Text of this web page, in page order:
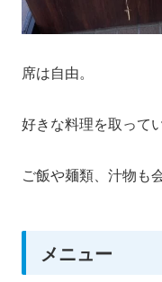
席は自由。
好きな料理を取って
ご飯や麺類、汁物も
メニュー